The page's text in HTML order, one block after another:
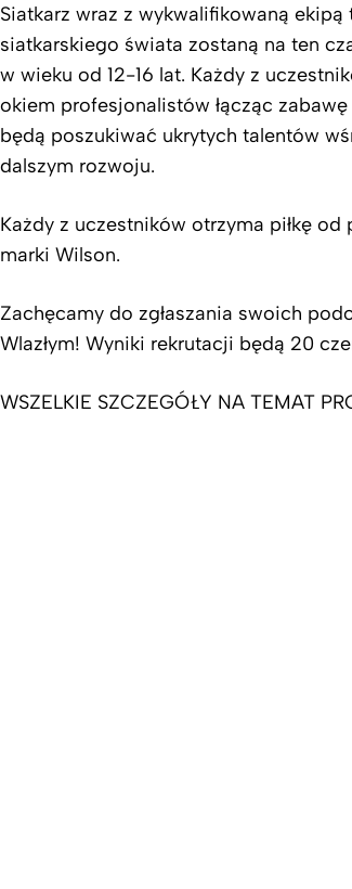
Siatkarz wraz z wykwalifikowaną
siatkarskiego świata zostaną na ten
w wieku od 12-16 lat. Każdy z
okiem profesjonalistów łącząc
będą poszukiwać ukrytych talentów
dalszym rozwoju.
Każdy z uczestników otrzyma piłkę
marki Wilson.
Zachęcamy do zgłaszania swoich
Wlazłym! Wyniki rekrutacji będą 20
WSZELKIE SZCZEGÓŁY NA TEMAT